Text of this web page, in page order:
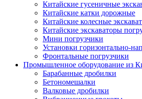
Китайские гусеничные
Китайские катки дорожные
Китайские колесные
Китайские экскаваторы
Мини погрузчики
Установки горизонтально-
Фронтальные погрузчики
Промышленное оборудование из
Барабанные дробилки
Бетономешалки
Валковые дробилки